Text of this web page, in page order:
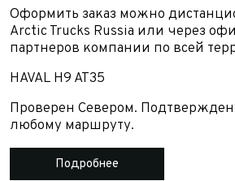
Оформить заказ можно
Arctic Trucks Russia или через
партнеров компании по всей
HAVAL H9 AT35
Проверен Севером.
любому маршруту.
Подробнее
Принимаю условия соглашения
персональных данных
Отправить
Количество владельцев
персональных данных
Принимаю условиясоглашения
персональных данных